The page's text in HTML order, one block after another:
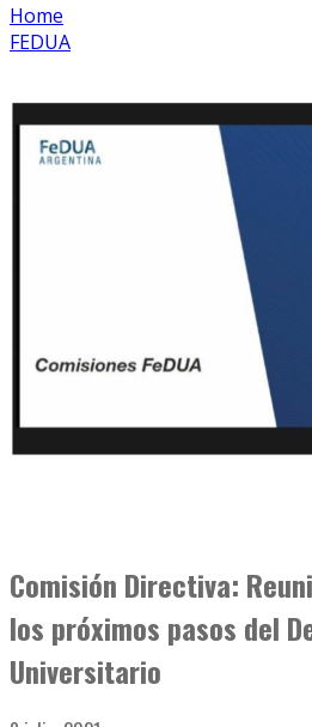
Home
FEDUA
Comisión Directiva:
los próximos pasos del
Universitario